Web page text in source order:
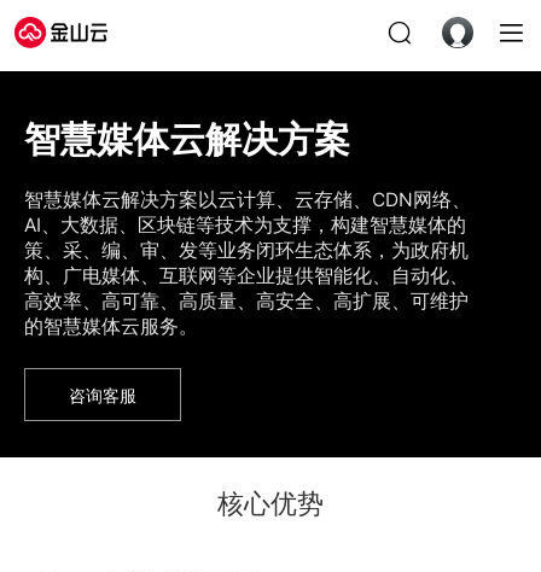
智慧媒体云解决方案
智慧媒体云解决方案以云计算、云存储、CDN网络、
AI、大数据、区块链等技术为支撑，构建智慧媒体的
策、采、编、审、发等业务闭环生态体系，为政府机
构、广电媒体、互联网等企业提供智能化、自动化、
高效率、高可靠、高质量、高安全、高扩展、可维护
的智慧媒体云服务。
咨询客服
核心优势